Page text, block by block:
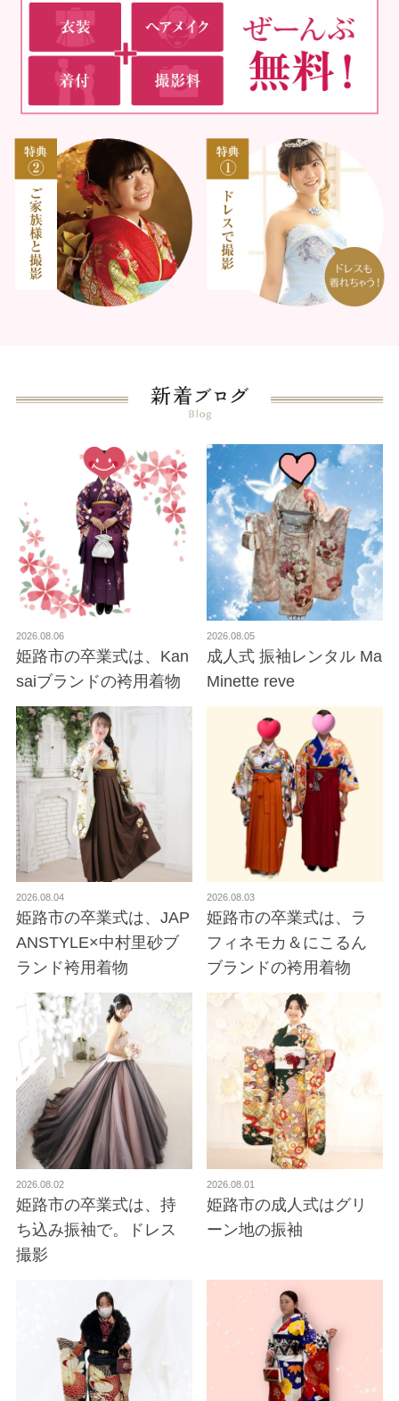
2026.08.06
姫路市の卒業式は、Kan
saiブランドの袴用着物
2026.08.05
成人式 振袖レンタル Ma
Minette reve
2026.08.04
姫路市の卒業式は、JAP
ANSTYLE×中村里砂ブ
ランド袴用着物
2026.08.03
姫路市の卒業式は、ラ
フィネモカ＆にこるん
ブランドの袴用着物
2026.08.02
姫路市の卒業式は、持
ち込み振袖で。ドレス
撮影
2026.08.01
姫路市の成人式はグリ
ーン地の振袖